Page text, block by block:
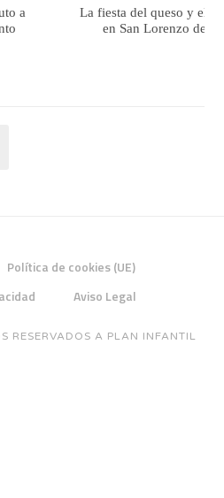
a
La fiesta del queso y el
en San Lorenzo de
Política de cookies (UE)
Aviso Legal
RESERVADOS A PLAN INFANTIL